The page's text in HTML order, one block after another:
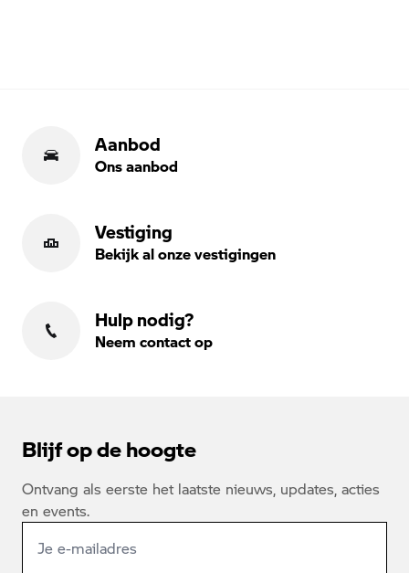
Aanbod
Ons aanbod
Vestiging
Bekijk al onze vestigingen
Hulp nodig?
Neem contact op
Blijf op de hoogte
Ontvang als eerste het laatste nieuws, updates, acties
en events.